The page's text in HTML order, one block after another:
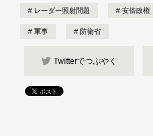
レーダー照射問題 安倍政権
軍事 防衛省
Twitterでつぶやく